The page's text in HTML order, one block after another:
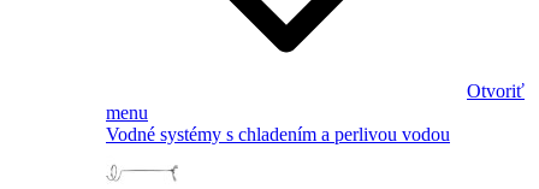
Otvoriť
menu
Vodné systémy s chladením a perlivou vodou